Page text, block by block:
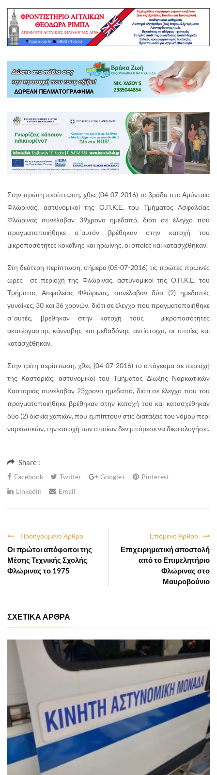
Στην πρώτη περίπτωση, χθες (04-07-2016) το βράδυ στο Αμύνταιο
Φλώρινας, αστυνομικοί της Ο.Π.Κ.Ε. του Τμήματος Ασφαλείας
Φλώρινας συνέλαβαν 39χρονο ημεδαπό, διότι σε έλεγχο που
πραγματοποιήθηκε σ΄αυτόν βρέθηκαν στην κατοχή του
μικροποσότητες κοκαΐνης και ηρωίνης, οι οποίες και κατασχέθηκαν.
Στη δεύτερη περίπτωση, σήμερα (05-07-2016) τις πρώτες πρωινές
ώρες σε περιοχή της Φλώρινας, αστυνομικοί της Ο.Π.Κ.Ε. του
Τμήματος Ασφαλείας Φλώρινας, συνέλαβαν δύο (2) ημεδαπές
γυναίκες, 30 και 36 χρονών, διότι σε έλεγχο που πραγματοποιήθηκε
σ΄αυτές, βρέθηκαν στην κατοχή τους μικροποσότητες
ακατέργαστης κάνναβης και μεθαδόνης αντίστοιχα, οι οποίες και
κατασχέθηκαν.
Στην τρίτη περίπτωση, χθες (04-07-2016) το απόγευμα σε περιοχή
της Καστοριάς, αστυνομικοί του Τμήματος Δίωξης Ναρκωτικών
Καστοριάς συνέλαβαν 23χρονο ημεδαπό, διότι σε έλεγχο που του
πραγματοποιήθηκε βρέθηκαν στην κατοχή του και κατασχέθηκαν
δύο (2) δισκία χαπιών, που εμπίπτουν στις διατάξεις του νόμου περί
ναρκωτικών, την κατοχή των οποίων δεν μπόρεσε να δικαιολογήσει.
Share :
Facebook Twitter Google+
Pinterest
Linkedin
Email
Επόμενο Άρθρο
Επιχειρηματική αποστολή
από το Επιμελητήριο
Φλώρινας στο
Μαυροβούνιο
Προηγούμενο Άρθρο
Οι πρώτοι απόφοιτοι της
Μέσης Τεχνικής Σχολής
Φλώρινας το 1975
ΣΧΕΤΙΚΑ ΑΡΘΡΑ